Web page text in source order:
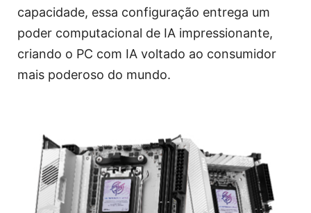
capacidade, essa configuração entrega um
poder computacional de IA impressionante,
criando o PC com IA voltado ao consumidor
mais poderoso do mundo.